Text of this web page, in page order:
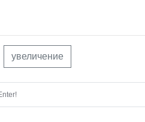
увеличение